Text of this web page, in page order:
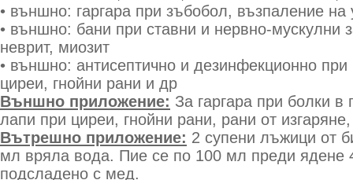
• външно: гаргара при зъбобол, възпаление на
• външно: бани при ставни и нервно-мускулни
неврит, миозит
• външно: антисептично и дезинфекционно при
циреи, гнойни рани и др
Външно приложение: За гаргара при болки в
лапи при циреи, гнойни рани, рани от
Вътрешно приложение: 2 супени лъжици от
мл вряла вода. Пие се по 100 мл преди ядене
подсладено с мед.